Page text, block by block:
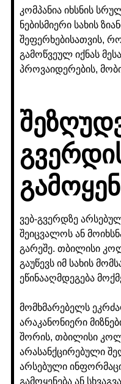
კომპანია იხსნის
ნებისმიერი სახის
შეფერხებისათვის,
გამოწვეულ იქნას
პროვაიდერების,
ვებ-გვერდზე
შეიცვალოს ან
გარეშე. თბილისი
გაუწევს იმ სახის
ეწინააღმდეგება
მომხმარებელს
არაკანონიერი
შორის, თბილისი
არასანქცირებული
არსებული
გამოყენება ან